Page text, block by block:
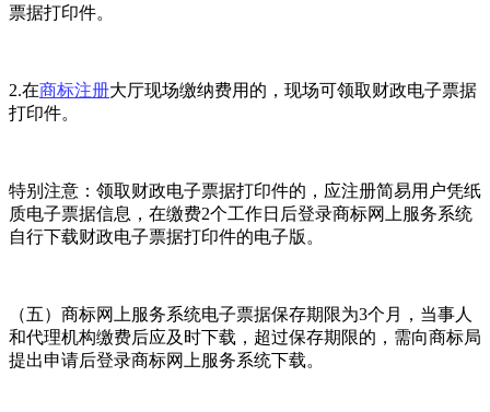
票据打印件。
2.在商标注册大厅现场缴纳费用的，现场可领取财政电子票据
打印件。
特别注意：领取财政电子票据打印件的，应注册简易用户凭纸
质电子票据信息，在缴费2个工作日后登录商标网上服务系统
自行下载财政电子票据打印件的电子版。
（五）商标网上服务系统电子票据保存期限为3个月，当事人
和代理机构缴费后应及时下载，超过保存期限的，需向商标局
提出申请后登录商标网上服务系统下载。